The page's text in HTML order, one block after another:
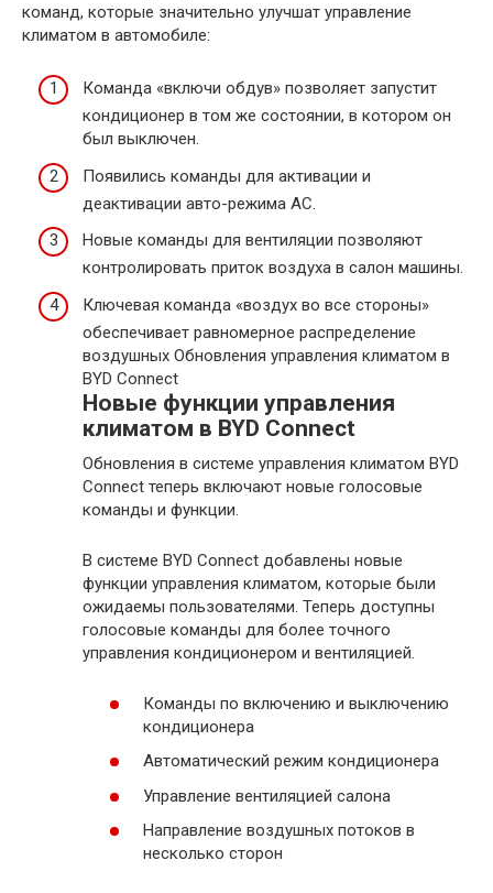
команд, которые значительно улучшат управление
климатом в автомобиле:
Команда «включи обдув» позволяет запустит
кондиционер в том же состоянии, в котором он
был выключен.
Появились команды для активации и
деактивации авто-режима AC.
Новые команды для вентиляции позволяют
контролировать приток воздуха в салон машины.
Ключевая команда «воздух во все стороны»
обеспечивает равномерное распределение
воздушных Обновления управления климатом в
BYD Connect
Новые функции управления
климатом в BYD Connect
Обновления в системе управления климатом BYD
Connect теперь включают новые голосовые
команды и функции.
В системе BYD Connect добавлены новые
функции управления климатом, которые были
ожидаемы пользователями. Теперь доступны
голосовые команды для более точного
управления кондиционером и вентиляцией.
Команды по включению и выключению
кондиционера
Автоматический режим кондиционера
Управление вентиляцией салона
Направление воздушных потоков в
несколько сторон